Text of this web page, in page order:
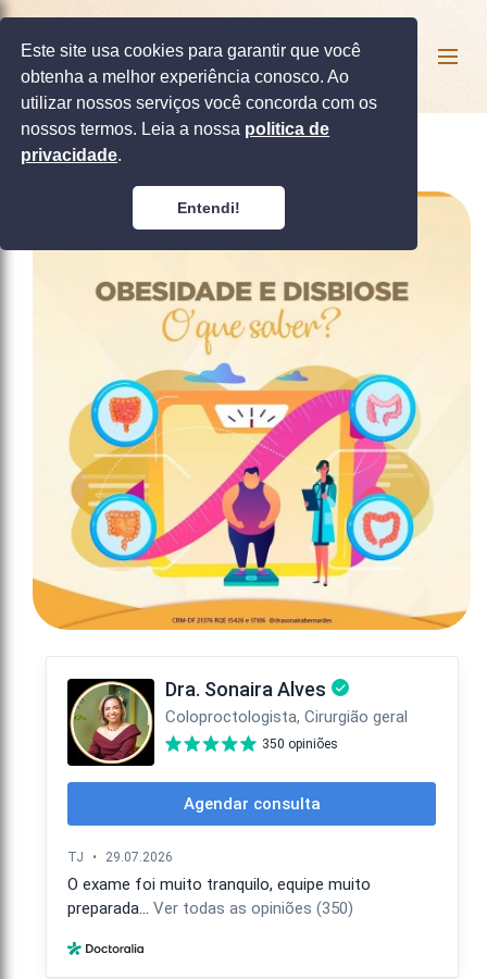
Este site usa cookies para garantir que você
obtenha a melhor experiência conosco. Ao
utilizar nossos serviços você concorda com os
nossos termos. Leia a nossa politica de
privacidade.
Entendi!